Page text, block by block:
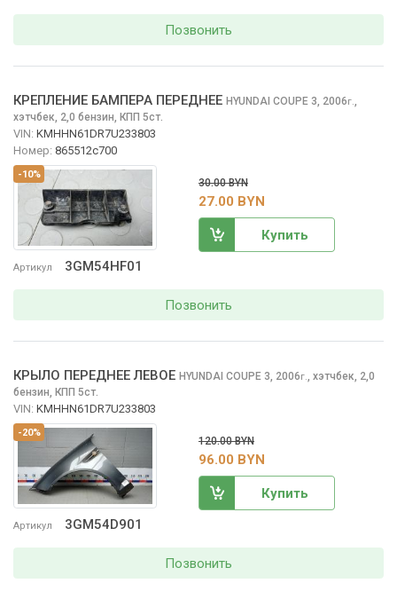
Позвонить
-10%
Артикул 3GM54HF01
КРЕПЛЕНИЕ БАМПЕРА ПЕРЕДНЕЕ HYUNDAI COUPE 3, 2006г.
хэтчбек, 2,0 бензин, КПП 5ст.
VIN: KMHHN61DR7U233803
Номер: 865512c700
30.00 BYN
27.00 BYN
Купить
Позвонить
-20%
Артикул 3GM54D901
КРЫЛО ПЕРЕДНЕЕ ЛЕВОЕ HYUNDAI COUPE 3, 2006г. хэтчбек, 2,0
бензин, КПП 5ст.
VIN: KMHHN61DR7U233803
120.00 BYN
96.00 BYN
Купить
Позвонить